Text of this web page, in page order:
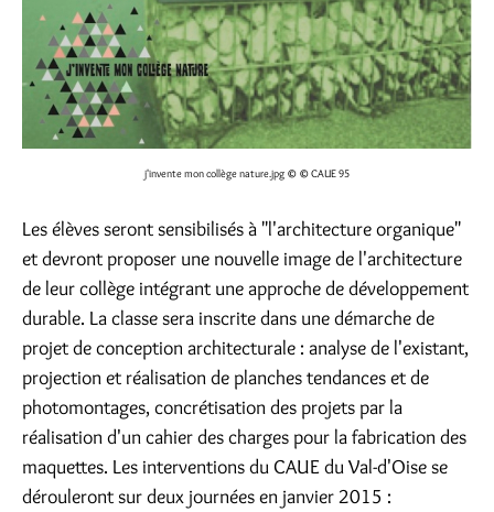
j'invente mon collège nature.jpg © © CAUE 95
Les élèves seront sensibilisés à "l'architecture organique"
et devront proposer une nouvelle image de l'architecture
de leur collège intégrant une approche de développement
durable. La classe sera inscrite dans une démarche de
projet de conception architecturale : analyse de l'existant,
projection et réalisation de planches tendances et de
photomontages, concrétisation des projets par la
réalisation d'un cahier des charges pour la fabrication des
maquettes. Les interventions du CAUE du Val-d'Oise se
dérouleront sur deux journées en janvier 2015 :